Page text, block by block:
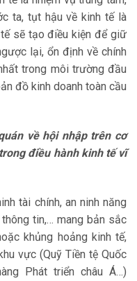
ta, tụt hậu về kinh tế là
sẽ tạo điều kiện để giữ
lại, ổn định về chính
trong môi trường đầu
đồ kinh doanh toàn cầu
về hội nhập trên cơ
điều hành kinh tế vĩ
tài chính, an ninh năng
tin,… mang bản sắc
khủng hoảng kinh tế,
vực (Quỹ Tiền tệ Quốc
Phát triển châu Á…)